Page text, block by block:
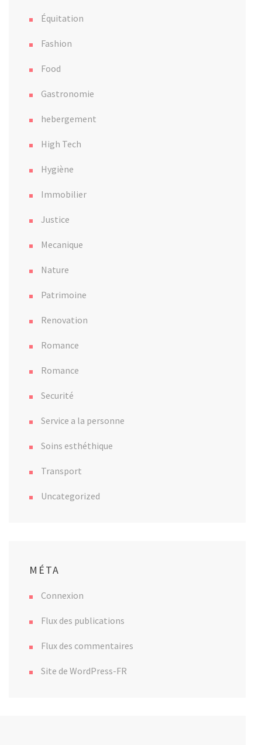
Équitation
Fashion
Food
Gastronomie
hebergement
High Tech
Hygiène
Immobilier
Justice
Mecanique
Nature
Patrimoine
Renovation
Romance
Romance
Securité
Service a la personne
Soins esthéthique
Transport
Uncategorized
MÉTA
Connexion
Flux des publications
Flux des commentaires
Site de WordPress-FR